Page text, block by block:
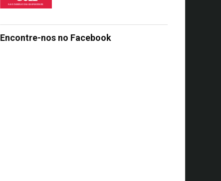
Encontre-nos no Facebook